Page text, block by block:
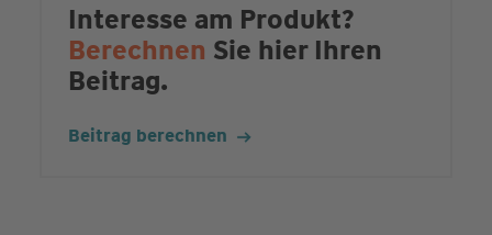
Interesse am Produkt?
Berechnen Sie hier Ihren
Beitrag.
Beitrag berechnen